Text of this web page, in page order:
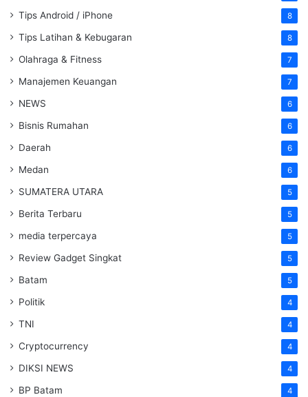
Tips Android / iPhone 8
Tips Latihan & Kebugaran 8
Olahraga & Fitness 7
Manajemen Keuangan 7
NEWS 6
Bisnis Rumahan 6
Daerah 6
Medan 6
SUMATERA UTARA 5
Berita Terbaru 5
media terpercaya 5
Review Gadget Singkat 5
Batam 5
Politik 4
TNI 4
Cryptocurrency 4
DIKSI NEWS 4
BP Batam 4